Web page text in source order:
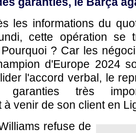
les informations du
cette opération se
? Car les
d'Europe 2024
l'accord verbal, le
très
à venir de son client en
refuse de